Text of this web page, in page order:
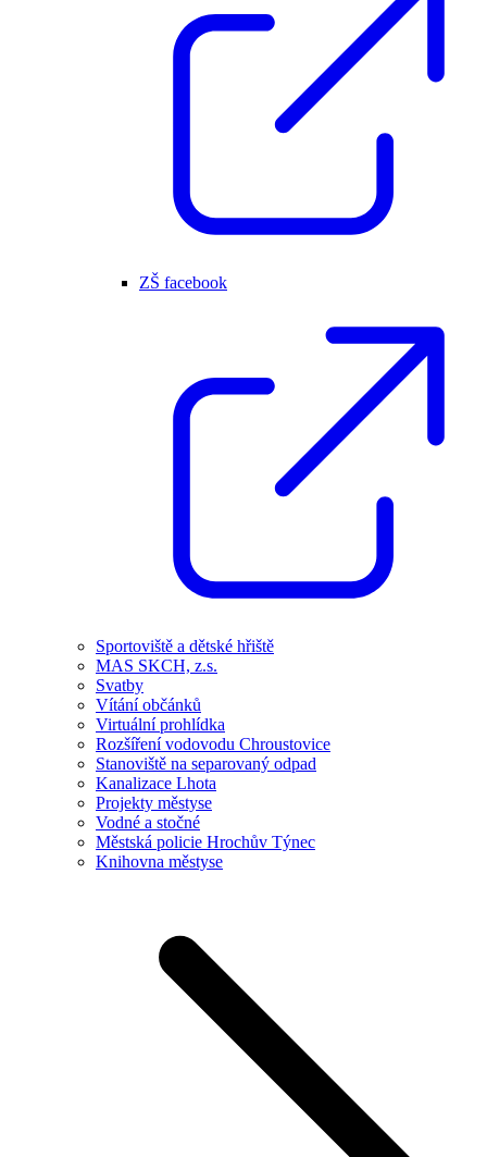
ZŠ facebook
Sportoviště a dětské hřiště
MAS SKCH, z.s.
Svatby
Vítání občánků
Virtuální prohlídka
Rozšíření vodovodu Chroustovice
Stanoviště na separovaný odpad
Kanalizace Lhota
Projekty městyse
Vodné a stočné
Městská policie Hrochův Týnec
Knihovna městyse